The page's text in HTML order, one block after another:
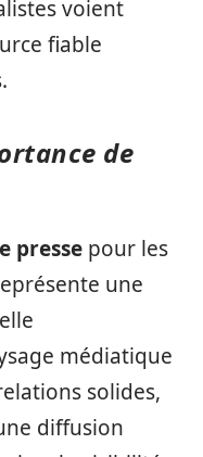
voient
fiable
de
presse pour les
une
médiatique
solides,
diffusion